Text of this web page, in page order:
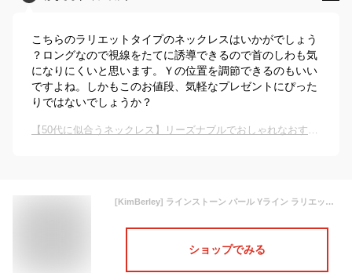
こちらのラリエットタイプのネックレスはいかがでしょう
？ロングなので視線をたてに誘導できるので首のしわも気
になりにくいと思います。Ｙの位置を調節できるのもいい
ですよね。しかもこのお値段、気軽なプレゼントにぴった
りではないでしょうか？
【50代に似合うネックレス】リーズナブルでおしゃれなおすすめは？
[KimBerley] ラインストーン パール Yライン ラリエット ロング ネックレス ペンダント アクセサリー ジュエリー フォーマル
ショップでみる